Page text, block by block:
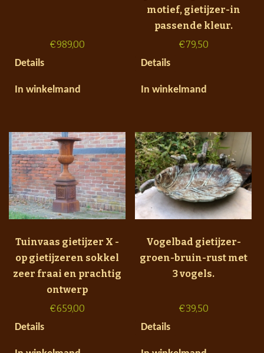
€989,00
Details
In winkelmand
motief, gietijzer-in
passende kleur.
€79,50
Details
In winkelmand
Tuinvaas gietijzer X -
op gietijzeren sokkel
zeer fraai en prachtig
ontwerp
€659,00
Details
Vogelbad gietijzer-
groen-bruin-rust met
3 vogels.
€39,50
Details